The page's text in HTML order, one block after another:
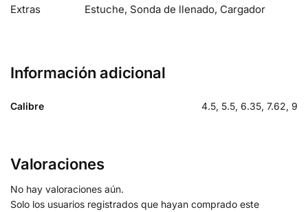
Extras
Estuche, Sonda de llenado, Cargador
Información adicional
Calibre 4.5, 5.5, 6.35, 7.62, 9
Valoraciones
No hay valoraciones aún.
Solo los usuarios registrados que hayan comprado este